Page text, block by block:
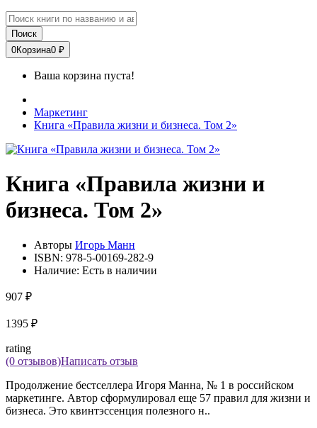
Поиск
0Корзина0 ₽
Ваша корзина пуста!
Маркетинг
Книга «Правила жизни и бизнеса. Том 2»
Книга «Правила жизни и
бизнеса. Том 2»
Авторы Игорь Манн
ISBN: 978-5-00169-282-9
Наличие: Есть в наличии
907 ₽
1395 ₽
rating
(0 отзывов)Написать отзыв
Продолжение бестселлера Игоря Манна, № 1 в российском
маркетинге. Автор сформулировал еще 57 правил для жизни и
бизнеса. Это квинтэссенция полезного н..